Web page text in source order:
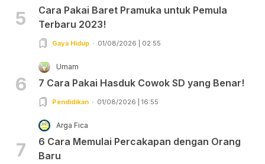
5
Cara Pakai Baret Pramuka untuk Pemula
Terbaru 2023!
Gaya Hidup 01/08/2026 | 02:55
6
Umam
7 Cara Pakai Hasduk Cowok SD yang Benar!
Pendidikan 01/08/2026 | 16:55
7
Arga Fica
6 Cara Memulai Percakapan dengan Orang
Baru